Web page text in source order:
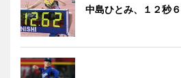
中島ひとみ、１２秒